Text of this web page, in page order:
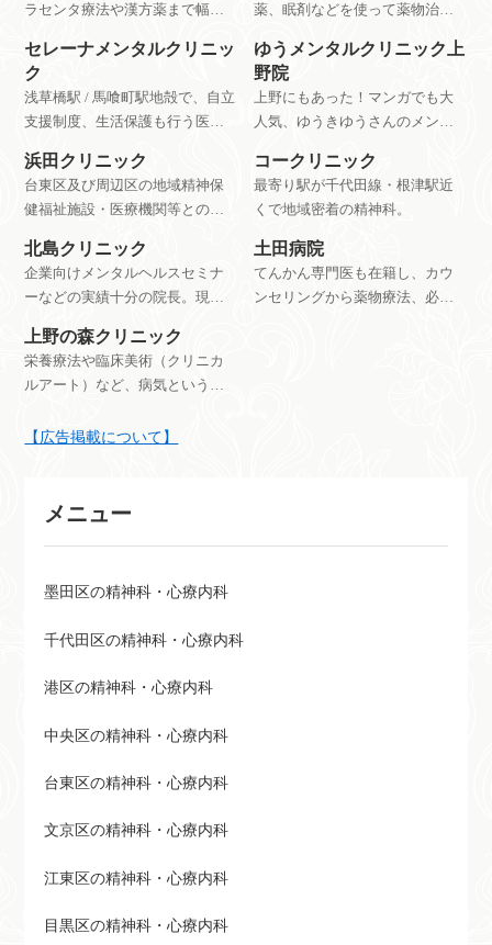
ラセンタ療法や漢方薬まで幅広
療内科。
薬、眠剤などを使って薬物治療
やすい薬、危険な薬のむやみな
投薬をすすめないとのこと。
セレーナメンタルクリニッ
ク
浅草橋駅 / 馬喰町駅地殻で、自立
支援制度、生活保護も行う医療
ゆうメンタルクリニック上
野院
上野にもあった！マンガでも大
人気、ゆうきゆうさんのメンタ
も評判がいいことがわかります
ね。
浜田クリニック
台東区及び周辺区の地域精神保
健福祉施設・医療機関等との連
ます。
コークリニック
最寄り駅が千代田線・根津駅近
くで地域密着の精神科。
北島クリニック
企業向けメンタルヘルスセミナ
ーなどの実績十分の院長。現
公式HPを確認。
土田病院
てんかん専門医も在籍し、カウ
ンセリングから薬物療法、必要
上野の森クリニック
栄養療法や臨床美術（クリニカ
ルアート）など、病気というよ
行うクリニック。
【広告掲載について】
メニュー
墨田区の精神科・心療内科
千代田区の精神科・心療内科
港区の精神科・心療内科
中央区の精神科・心療内科
台東区の精神科・心療内科
文京区の精神科・心療内科
江東区の精神科・心療内科
目黒区の精神科・心療内科